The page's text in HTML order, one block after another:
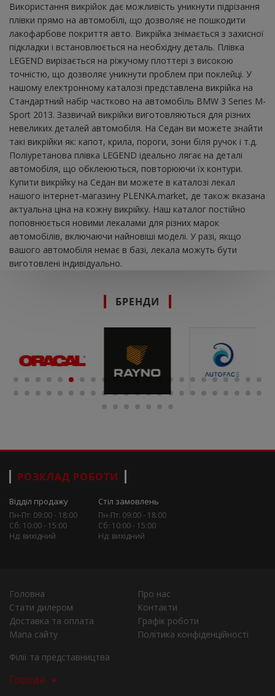
Використання викрійок дає можливість уникнути підрізання
плівки прямо на автомобілі, що дозволяє не пошкодити
лакофарбове покриття авто. Викрійка знімається з захисної
підкладки і встановлюється на необхідну деталь. Плівка
LEGEND вирізається на ріжучому плоттері з високою
точністю, що дозволяє уникнути проблем при поклейці. У
нашому електронному каталозі представлена ​​викрійка на
Стандартний набір частково на автомобіль BMW 3 Series M-
Sport 2013. Зазвичай викрійки виготовляються для різних
невеликих деталей автомобіля. На Седан ви можете знайти
такі викрійки як: капот, крила, пороги, зони біля ручок і т.д.
Поліуретанова плівка LEGEND ідеально лягає на деталі
автомобіля, що обклеюються, повторюючи їх контури.
Купити викрійку на Седан ви можете в каталозі лекал
нашого інтернет-магазину PLENKA.market, де також вказана
актуальна ціна на кожну викрійку. Наш каталог постійно
поповнюється новими лекалами для різних марок
автомобілів, включаючи найновіші моделі. У разі, якщо
вашого автомобіля немає в базі, лекала можуть бути
виготовлені індивідуально.
БРЕНДИ
РОЗКЛАД РОБОТИ
Відділ продажу
Пн-Пт: 09:00 - 18:00
Сб: 10:00 - 15:00
Нд: вихідний
Стіл замовлень
Пн-Пт: 09:00 - 18:00
Сб: 10:00 - 15:00
Нд: вихідний
Головна
Про нас
Стати дилером
Контакти
Доставка та оплата
Графік роботи
Мапа сайту
Політика конфіденційності
Філії та представництва
Города